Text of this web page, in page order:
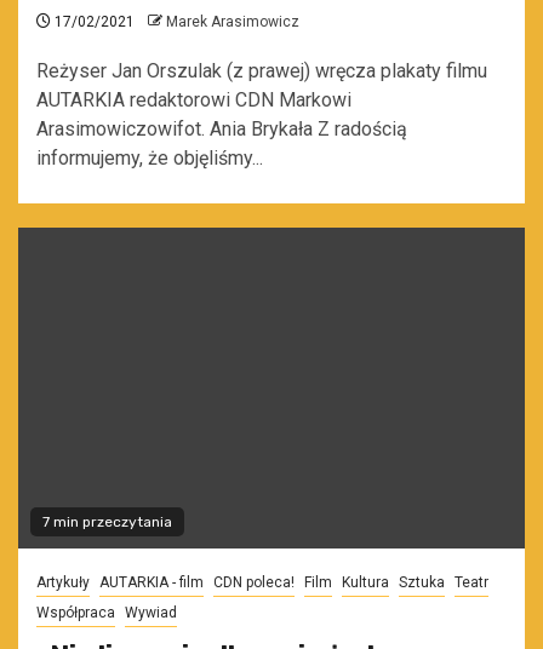
17/02/2021 Marek Arasimowicz
Reżyser Jan Orszulak (z prawej) wręcza plakaty filmu
AUTARKIA redaktorowi CDN Markowi
Arasimowiczowifot. Ania Brykała Z radością
informujemy, że objęliśmy...
7 min przeczytania
Artykuły AUTARKIA - film CDN poleca! Film Kultura Sztuka
Teatr
Współpraca
Wywiad